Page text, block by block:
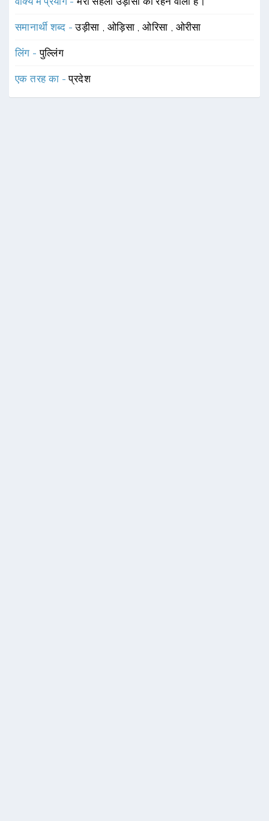
समानार्थी शब्द -उड़ीसा , ओड़िसा ,ओरिसा , ओरीसा
लिंग -पुल्लिंग
एक तरह का -प्रदेश